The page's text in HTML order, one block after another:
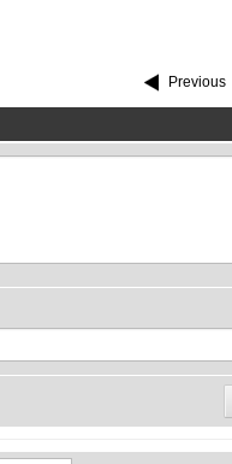
Previous